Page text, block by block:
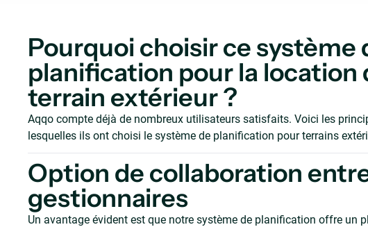
Pourquoi choisir ce système
planification pour la location
terrain extérieur ?
Aqqo compte déjà de nombreux utilisateurs satisfaits. Voici les
lesquelles ils ont choisi le système de planification pour terrains
Option de collaboration
gestionnaires
Un avantage évident est que notre système de planification offre un